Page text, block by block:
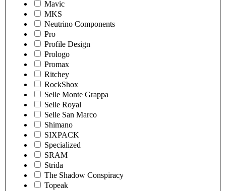
Mavic
MKS
Neutrino Components
Pro
Profile Design
Prologo
Promax
Ritchey
RockShox
Selle Monte Grappa
Selle Royal
Selle San Marco
Shimano
SIXPACK
Specialized
SRAM
Strida
The Shadow Conspiracy
Topeak